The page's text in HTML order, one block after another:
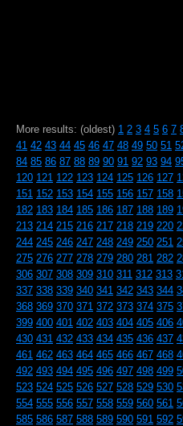
More results: (oldest) 1 2 3 4 5 6 7
41 42 43 44 45 46 47 48 49 50 51
84 85 86 87 88 89 90 91 92 93 94
120 121 122 123 124 125 126 127
151 152 153 154 155 156 157 158
182 183 184 185 186 187 188 189
213 214 215 216 217 218 219 220
244 245 246 247 248 249 250 251
275 276 277 278 279 280 281 282
306 307 308 309 310 311 312 313
337 338 339 340 341 342 343 344
368 369 370 371 372 373 374 375
399 400 401 402 403 404 405 406
430 431 432 433 434 435 436 437
461 462 463 464 465 466 467 468
492 493 494 495 496 497 498 499
523 524 525 526 527 528 529 530
554 555 556 557 558 559 560 561
585 586 587 588 589 590 591 592